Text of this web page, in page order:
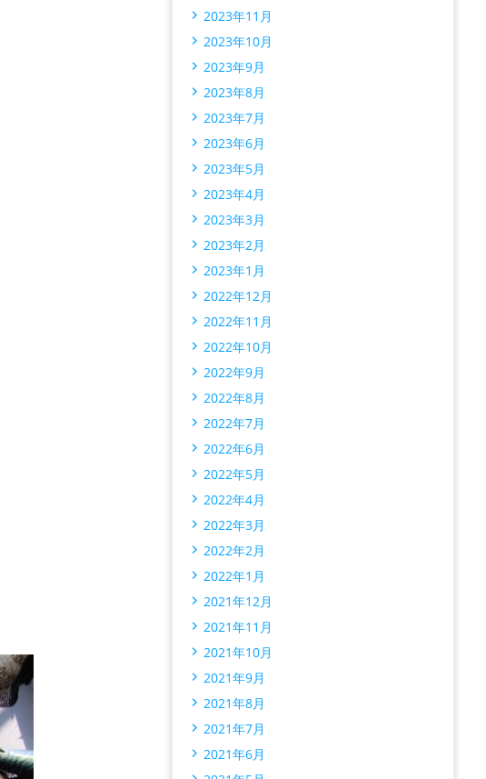
2023年11月
2023年10月
2023年9月
2023年8月
2023年7月
2023年6月
2023年5月
2023年4月
2023年3月
2023年2月
2023年1月
2022年12月
2022年11月
2022年10月
2022年9月
2022年8月
2022年7月
2022年6月
2022年5月
2022年4月
2022年3月
2022年2月
2022年1月
2021年12月
2021年11月
2021年10月
2021年9月
2021年8月
2021年7月
2021年6月